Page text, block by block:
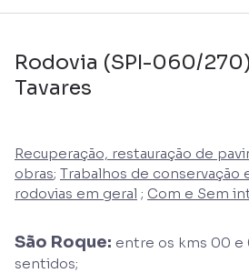
Rodovia (SPI-060/
Tavares
Recuperação, restauração de
obras; Trabalhos de conservação
rodovias em geral ; Com e Sem
São Roque: entre os kms 00 e
sentidos;